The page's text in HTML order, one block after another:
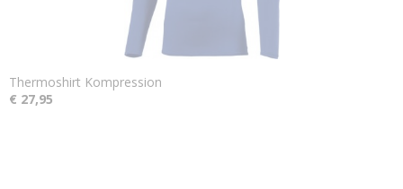
Thermoshirt Kompression
€ 27,95